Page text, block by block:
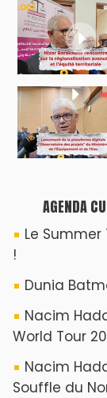
AGENDA
Le
!
Dunia
Nacim
World Tour
Nacim
Souffle du